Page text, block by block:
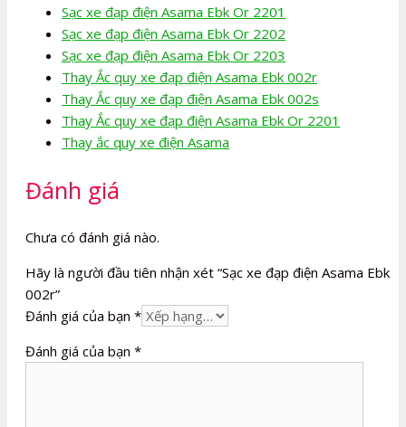
Sạc xe đạp điện Asama Ebk Or 2201
Sạc xe đạp điện Asama Ebk Or 2202
Sạc xe đạp điện Asama Ebk Or 2203
Thay Ắc quy xe đạp điện Asama Ebk 002r
Thay Ắc quy xe đạp điện Asama Ebk 002s
Thay Ắc quy xe đạp điện Asama Ebk Or 2201
Thay ắc quy xe điện Asama
Đánh giá
Chưa có đánh giá nào.
Hãy là người đầu tiên nhận xét “Sạc xe đạp điện Asama Ebk
002r”
Đánh giá của bạn *
Đánh giá của bạn *